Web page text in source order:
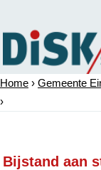
Home › Gemeente
›
Bijstand aan